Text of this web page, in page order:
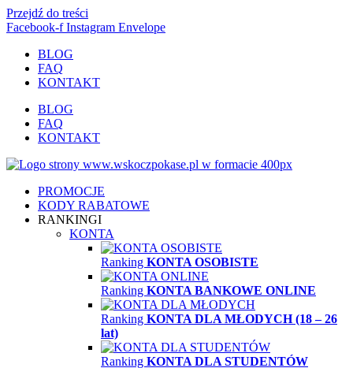
Przejdź do treści
Facebook-f Instagram Envelope
BLOG
FAQ
KONTAKT
BLOG
FAQ
KONTAKT
PROMOCJE
KODY RABATOWE
RANKINGI
KONTA
Ranking KONTA OSOBISTE
Ranking KONTA BANKOWE ONLINE
Ranking KONTA DLA MŁODYCH (18 – 26
lat)
Ranking KONTA DLA STUDENTÓW